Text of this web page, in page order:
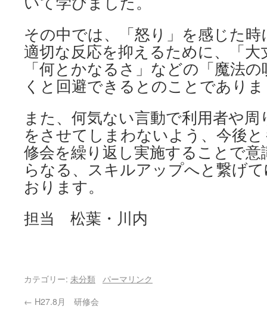
その中では、「怒り」を感じた
適切な反応を抑えるために、「
「何とかなるさ」などの「魔法
くと回避できるとのことであり
また、何気ない言動で利用者や
をさせてしまわないよう、今後
修会を繰り返し実施することで
らなる、スキルアップへと繋げ
おります。
担当 松葉・川内
カテゴリー: 未分類
パーマリンク
← H27.8月 研修会